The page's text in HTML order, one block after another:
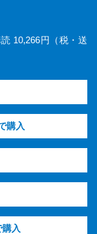
10,266円（税・送
購入
購入